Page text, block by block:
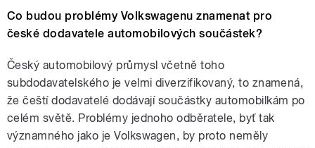
Co budou problémy Volkswagenu znamenat pro
české dodavatele automobilových součástek?
Český automobilový průmysl včetně toho
subdodavatelského je velmi diverzifikovaný, to znamená,
že čeští dodavatelé dodávají součástky automobilkám po
celém světě. Problémy jednoho odběratele, byť tak
významného jako je Volkswagen, by proto neměly